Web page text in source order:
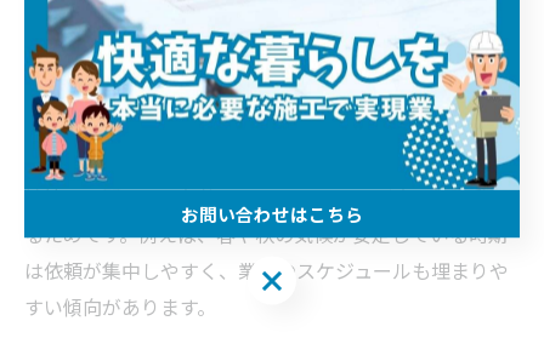
屋根工事費用の節約に役立つタイミングとは
屋根工事の費用を節約したい方にとって、工事を行うタ
イミング選びは非常に重要です。なぜなら、屋根工事は
繁忙期と閑散期で価格や予約のしやすさが大きく変動す
るためです。例えば、春や秋の気候が安定している時期
は依頼が集中しやすく、業者のスケジュールも埋まりや
すい傾向があります。
お問い合わせはこちら
お問い合わせはこちら